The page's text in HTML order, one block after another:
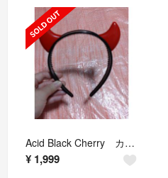
Acid Black Cherry カチューシャ
¥ 1,999